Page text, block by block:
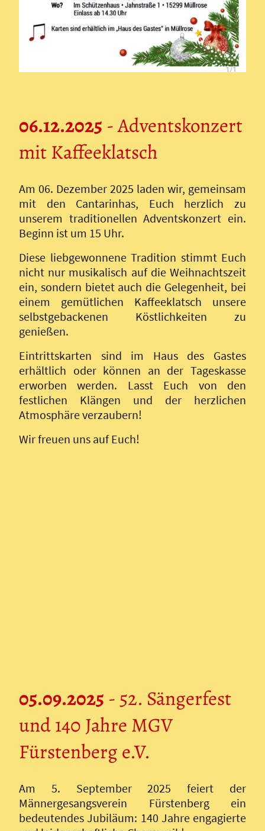
06.12.2025 - Adventskonzert
mit Kaffeeklatsch
Am 06. Dezember 2025 laden wir, gemeinsam
mit den Cantarinhas, Euch herzlich zu
unserem traditionellen Adventskonzert ein.
Beginn ist um 15 Uhr.
Diese liebgewonnene Tradition stimmt Euch
nicht nur musikalisch auf die Weihnachtszeit
ein, sondern bietet auch die Gelegenheit, bei
einem gemütlichen Kaffeeklatsch unsere
selbstgebackenen Köstlichkeiten zu
genießen.
Eintrittskarten sind im Haus des Gastes
erhältlich oder können an der Tageskasse
erworben werden. Lasst Euch von den
festlichen Klängen und der herzlichen
Atmosphäre verzaubern!
Wir freuen uns auf Euch!
05.09.2025 - 52. Sängerfest
und 140 Jahre MGV
Fürstenberg e.V.
Am 5. September 2025 feiert der
Männergesangsverein Fürstenberg ein
bedeutendes Jubiläum: 140 Jahre engagierte